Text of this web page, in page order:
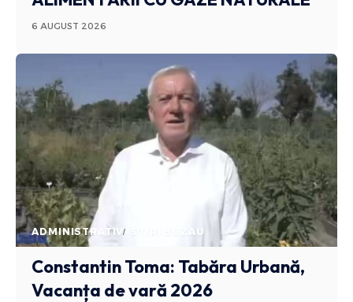
6 AUGUST 2026
ADMINISTRATIV STIRI BUZAU
Constantin Toma: Tabăra Urbană,
Vacanța de vară 2026